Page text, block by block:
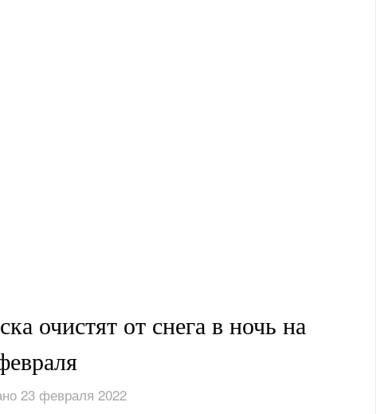
очистят от снега в ночь на
23 февраля 2022